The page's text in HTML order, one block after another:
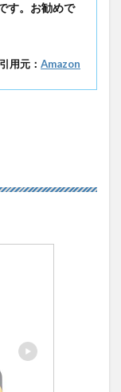
す。お勧めで
引用元： Amazon